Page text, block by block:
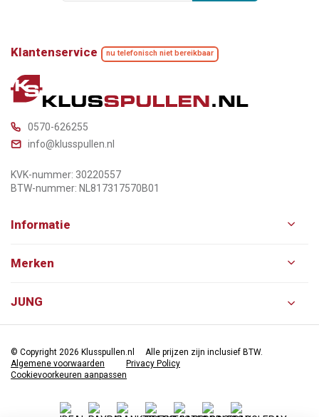
Klantenservice nu telefonisch niet bereikbaar
0570-626255
info@klusspullen.nl
KVK-nummer: 30220557
BTW-nummer: NL817317570B01
Informatie
Merken
JUNG
© Copyright 2026 Klusspullen.nl
Alle prijzen zijn inclusief BTW.
Algemene voorwaarden
Privacy Policy
Cookievoorkeuren aanpassen